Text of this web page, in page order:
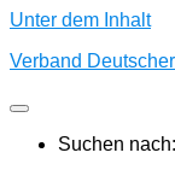
Unter dem Inhalt
Verband
Suchen nach: